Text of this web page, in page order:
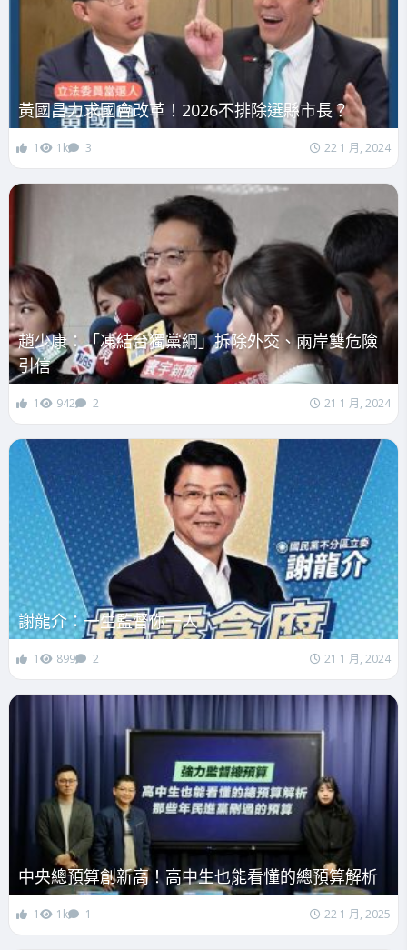
黃國昌力求國會改革！2026不排除選縣市長？
1 1k 3 22 1 月, 2024
趙少康：「凍結台獨黨綱」拆除外交、兩岸雙危險
引信
1 942 2 21 1 月, 2024
謝龍介：一生監督你一人
1 899 2 21 1 月, 2024
中央總預算創新高！高中生也能看懂的總預算解析
1 1k 1 22 1 月, 2025